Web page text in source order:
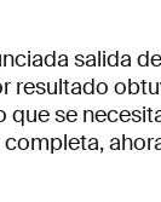
salida
se